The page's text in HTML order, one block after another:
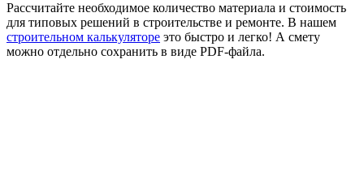
Рассчитайте необходимое количество материала и стоимость
для типовых решений в строительстве и ремонте. В нашем
строительном калькуляторе это быстро и легко! А смету
можно отдельно сохранить в виде PDF-файла.